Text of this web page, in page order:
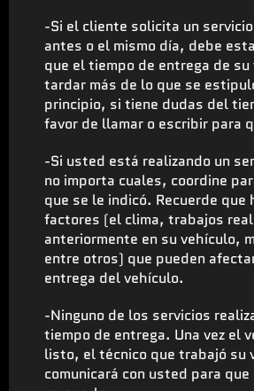
-Si el cliente solicita un
antes o el mismo día, debe
que el tiempo de entrega de su
tardar más de lo que se
principio, si tiene dudas del
favor de llamar o escribir para
-Si usted está realizando un
no importa cuales, coordine
que se le indicó. Recuerde que
factores (el clima, trabajos
anteriormente en su vehículo,
entre otros) que pueden
entrega del vehículo.
-Ninguno de los servicios
tiempo de entrega. Una vez el
listo, el técnico que trabajó su
comunicará con usted para que